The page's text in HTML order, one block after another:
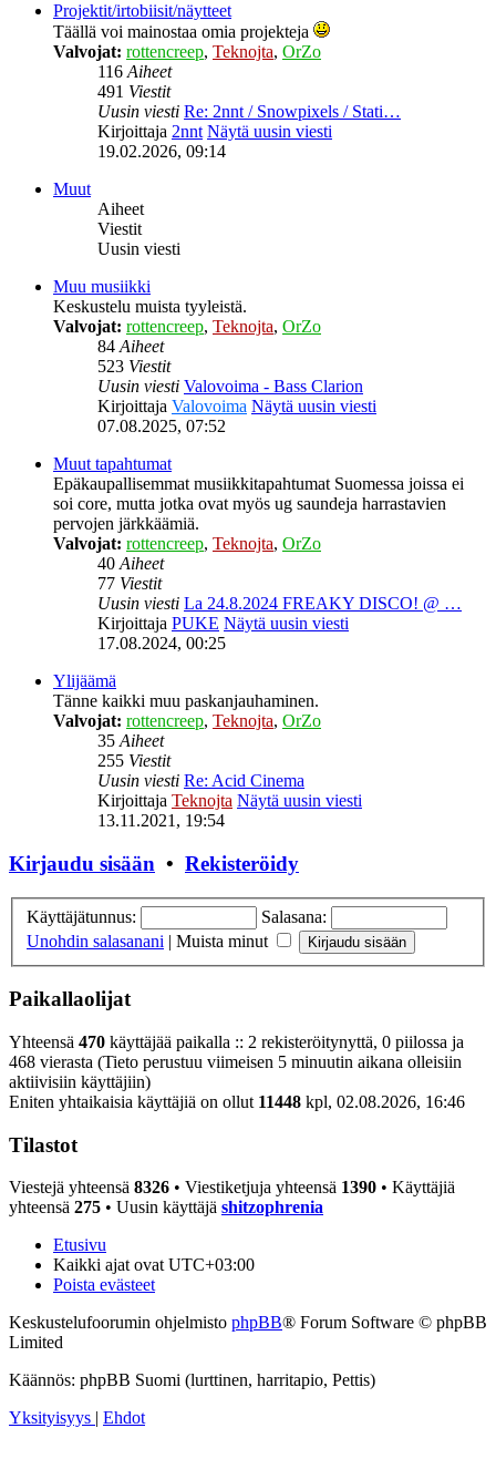
Projektit/irtobiisit/näytteet
Täällä voi mainostaa omia projekteja
Valvojat: rottencreep, Teknojta, OrZo
116Aiheet
491 Viestit
Uusin viesti Re: 2nnt / Snowpixels / Stati…
Kirjoittaja 2nnt Näytä uusin viesti
19.02.2026, 09:14
Muut
Aiheet
Viestit
Uusin viesti
Muu musiikki
Keskustelu muista tyyleistä.
Valvojat: rottencreep, Teknojta, OrZo
84Aiheet
523 Viestit
Uusin viesti Valovoima - Bass Clarion
Kirjoittaja Valovoima Näytä uusin viesti
07.08.2025, 07:52
Muut tapahtumat
Epäkaupallisemmat musiikkitapahtumat Suomessa joissa ei
soi core, mutta jotka ovat myös ug saundeja harrastavien
pervojen järkkäämiä.
Valvojat: rottencreep, Teknojta, OrZo
40Aiheet
77 Viestit
Uusin viesti La 24.8.2024 FREAKY DISCO! @ …
Kirjoittaja PUKE Näytä uusin viesti
17.08.2024, 00:25
Ylijäämä
Tänne kaikki muu paskanjauhaminen.
Valvojat: rottencreep, Teknojta, OrZo
35Aiheet
255 Viestit
Uusin viesti Re: Acid Cinema
Kirjoittaja Teknojta Näytä uusin viesti
13.11.2021, 19:54
Kirjaudu sisään • Rekisteröidy
Käyttäjätunnus:
Salasana:
Unohdin salasanani | Muista minut
Paikallaolijat
Yhteensä 470 käyttäjää paikalla :: 2 rekisteröitynyttä, 0 piilossa ja
468 vierasta (Tieto perustuu viimeisen 5 minuutin aikana olleisiin
aktiivisiin käyttäjiin)
Eniten yhtaikaisia käyttäjiä on ollut 11448 kpl, 02.08.2026, 16:46
Tilastot
Viestejä yhteensä 8326 • Viestiketjuja yhteensä 1390 • Käyttäjiä
yhteensä 275 • Uusin käyttäjä shitzophrenia
Etusivu
Kaikki ajat ovat UTC+03:00
Poista evästeet
Keskustelufoorumin ohjelmisto phpBB® Forum Software © phpBB
Limited
Käännös: phpBB Suomi (lurttinen, harritapio, Pettis)
Yksityisyys | Ehdot